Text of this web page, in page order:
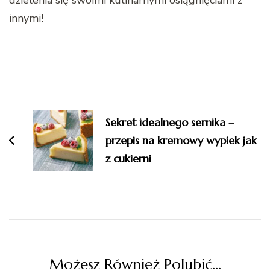
innymi!
wpisu
Sekret idealnego sernika –
przepis na kremowy wypiek jak
z cukierni
Możesz Również Polubić…